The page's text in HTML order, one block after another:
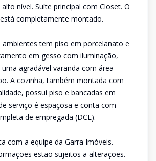
nível. Suíte principal com Closet. O
completamente montado.
ambientes tem piso em porcelanato e
em gesso com iluminação,
agradável varanda com área
A cozinha, também montada com
possui piso e bancadas em
serviço é espaçosa e conta com
de empregada (DCE).
com a equipe da Garra Imóveis.
estão sujeitos a alterações.